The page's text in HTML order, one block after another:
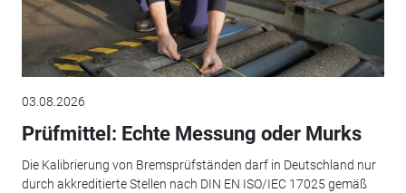
03.08.2026
Prüfmittel: Echte Messung oder Murks
Die Kalibrierung von Bremsprüfständen darf in Deutschland nur
durch akkreditierte Stellen nach DIN EN ISO/IEC 17025 gemäß